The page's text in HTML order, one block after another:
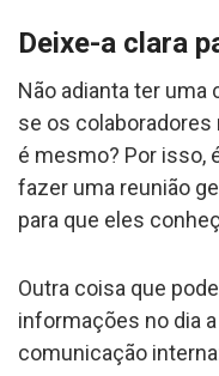
Deixe-a clara
Não adianta ter uma
se os colaboradores
é mesmo? Por isso,
fazer uma reunião
para que eles
Outra coisa que
informações no dia
comunicação